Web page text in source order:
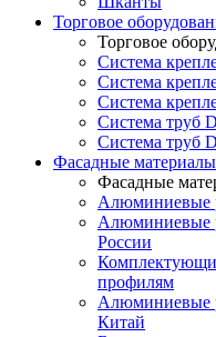
Торговое
Торговое
Система
Система
Система
Система труб
Система труб
Фасадные материалы
Фасадные
Алюминиевые
Алюминиевые
России
профилям
Алюминиевые
Китай